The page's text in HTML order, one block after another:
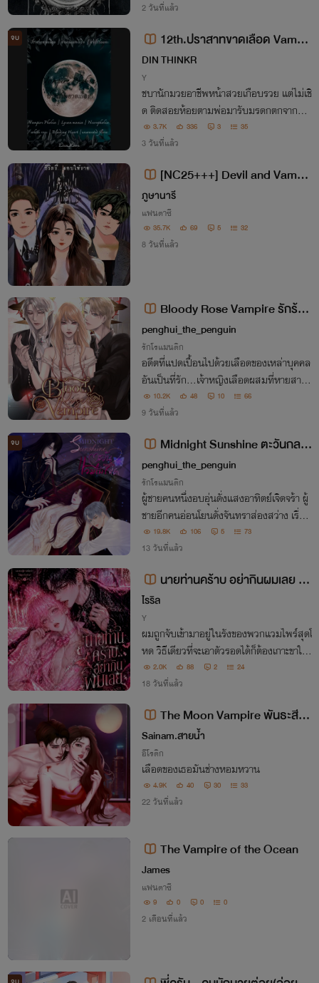
2 วันที่แล้ว
จบ
12th.ปราสาทขาดเลือด Vampir
e Phobia : White Rose
DIN THINKR
Y
ชบานักมวยอาชีพหน้าสวยเกือบรวย แต่ไม่เชิ
ด ติดสอยห้อยตามพ่อมารับมรดกตกจากมือ
ปู่ คืนนั้น เมื่อตะวันไกล้ลับขอบฟ้า จันทราเข้
ามาแทรกซึม หนทางของชบาได้เรื่มต้น.
3.7K 336 3 35
3 วันที่แล้ว
[NC25+++] Devil and Vampir
e ชีวิตนี้…มอบให้นาย (3P)
ภูษานารี
แฟนตาซี
35.7K 69 5 32
8 วันที่แล้ว
Bloody Rose Vampire รักร้า
penghui_the_penguin
รักโรแมนติก
อดีตที่แปดเปื้อนไปด้วยเลือดของเหล่าบุคคล
อันเป็นที่รัก...เจ้าหญิงเลือดผสมที่หายสาบ
สูญ... ถึงคราวที่ช่อดอกกุหลาบสีเลือดจะต้อ
งผลิบาน วงล้อแห่งโชคชะตาก็เริ่มหมุนอีกครั้
10.2K 48 10 66
9 วันที่แล้ว
จบ
Midnight Sunshine ตะวันกลาง
ใจ...แวมไพร์ที่รัก (มี E-book, รูปเล่
ม)
penghui_the_penguin
รักโรแมนติก
ผู้ชายคนหนึ่งอบอุ่นดั่งแสงอาทิตย์เจิดจร้า ผู้
ชายอีกคนอ่อนโยนดั่งจันทราส่องสว่าง เรื่อง
ราวระหว่างมิตรภาพ ความรัก และโชคชะตาที่
ไม่อาจฝืน การตัดสินใจอาจไม่ใช่ทุกสิ่งที่กำห
19.8K 106 5 73
13 วันที่แล้ว
นายท่านคร้าบ อย่ากินผมเลย Va
ไรริล
Y
ผมถูกจับเข้ามาอยู่ในรังของพวกแวมไพร์สุดโ
หด วิธีเดียวที่จะเอาตัวรอดได้ก็ต้องเกาะขาให
ญ่เอาไว้ให้แน่น แต่ขาใหญ่ที่ผมไปขอพึ่งใบบุ
ญ กลับเป็นสุดโหดที่กินดุกว่าใคร !!
2.0K 88 2 24
18 วันที่แล้ว
The Moon Vampire พันธะสีเลื
อด
Sainam.สายน้ำ
อีโรติก
เลือดของเธอมันช่างหอมหวาน
4.9K 40 30 33
22 วันที่แล้ว
The Vampire of the Ocean
James
แฟนตาซี
9 0 0 0
2 เดือนที่แล้ว